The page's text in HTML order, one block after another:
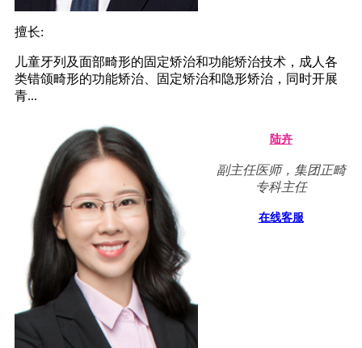
擅长:
儿童牙列及面部畸形的固定矫治和功能矫治技术，成人各
类错颌畸形的功能矫治、固定矫治和隐形矫治，同时开展
青...
陆卉
副主任医师，集团正畸
专科主任
在线客服